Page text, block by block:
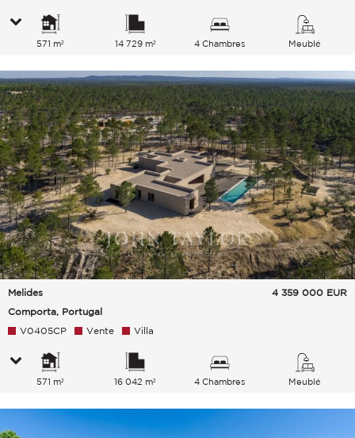
571 m² 14 729 m² 4 Chambres Meublé
Melides
Comporta, Portugal
4 359 000 EUR
V0405CP Vente Villa
571 m² 16 042 m² 4 Chambres Meublé